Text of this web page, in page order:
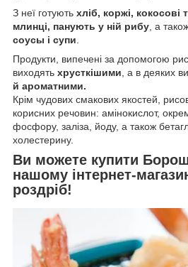
З неї готують хліб, коржі, кокосові
млинці, панують у ній рибу , а
соусы і супи
Продукти, випечені за допомогою
виходять хрусткішими , а в деяких
й ароматними.
Крім чудових смакових якостей,
корисних речовин: амінокислот,
фосфору, заліза, йоду, а також
холестерину.
Ви можете купити
нашому інтернет-
роздріб!